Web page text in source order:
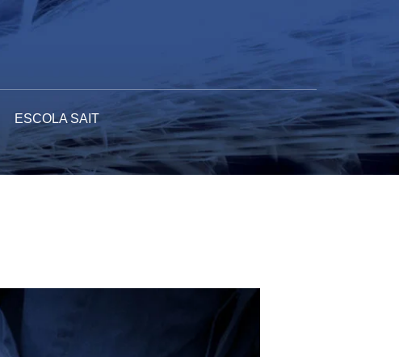
ESCOLA SAIT